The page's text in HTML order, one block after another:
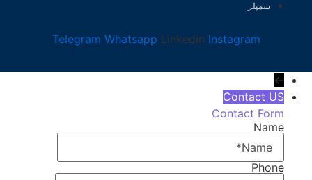
سمپلر
Telegram Whatsapp Linkedin Instagram
←
Contact US
Contact Form
Name
Phone